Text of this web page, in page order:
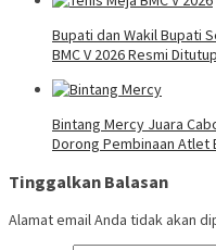
Bupati dan Wakil Bupati
BMC V 2026 Resmi Ditutup
Bintang Mercy Juara
Dorong Pembinaan Atlet
Tinggalkan Balasan
Alamat email Anda tidak akan